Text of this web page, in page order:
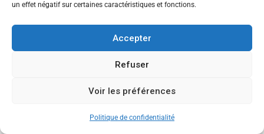
un effet négatif sur certaines caractéristiques et fonctions.
Accepter
Refuser
Voir les préférences
Politique de confidentialité
Copyright © 2013-2026 Ecole de Commerce de Lyon
CANDIDATEZ MAINTENANT